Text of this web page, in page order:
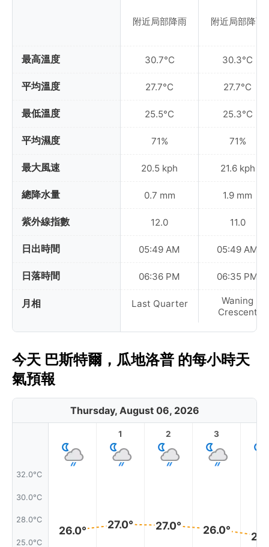
最高溫度
平均溫度
最低溫度
平均濕度
最大風速
總降水量
紫外線指數
日出時間
日落時間
月相
附近局部降雨
30.7°C
27.7°C
25.5°C
71%
20.5 kph
0.7 mm
12.0
05:49 AM
06:36 PM
Last Quarter
附近局部降雨
30.3°C
27.7°C
25.3°C
71%
21.6 kph
1.9 mm
11.0
05:49 AM
06:35 PM
Waning
Crescent
今天 巴斯特爾，瓜地洛普 的每小時天
氣預報
Thursday, August 06, 2026
32.0°C
30.0°C
28.0°C
25.0°C
26.0°
1
27.0°
2
27.0°
3
26.0°